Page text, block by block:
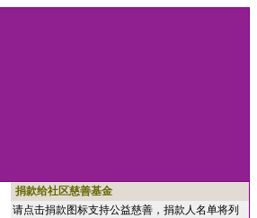
捐款给社区慈善基金
请点击捐款图标支持公益慈善，捐款人名单将列